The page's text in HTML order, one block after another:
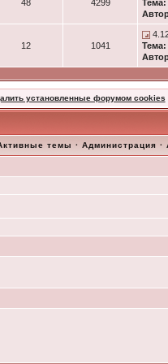
48 4299 Тема:
12 1041
Тема:
установленные форумом cookies
темы ·Администрация ·